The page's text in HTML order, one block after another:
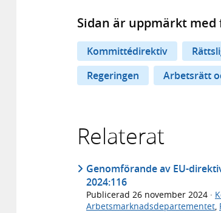
Sidan är uppmärkt
Kommittédirektiv
Regeringen
Arbetsrätt
Relaterat
Genomförande av EU-
2024:116
Publicerad 26 november 2024 ·
Arbetsmarknadsdepartementet,